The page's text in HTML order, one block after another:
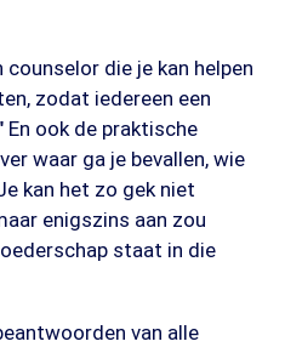
die je kan helpen
zodat iedereen een
ook de praktische
waar ga je bevallen, wie
kan het zo gek niet
enigszins aan zou
staat in die
van alle